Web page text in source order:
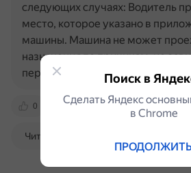
0 okuladm.ru
следующих случаях: Водитель
место, которое указано в
машины. Машина не может
назначения по причинам, не
перевозчика (например…
Читать далее
Поиск в
Сделать Яндекс
в Сhrome